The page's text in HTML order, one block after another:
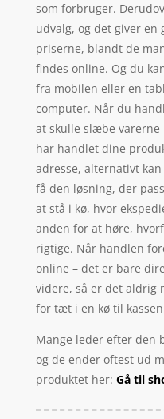
som forbruger.
udvalg, og det giver en
priserne, blandt de
findes online. Og du
fra mobilen eller en
computer. Når du
at skulle slæbe
har handlet dine
adresse, alternativt
få den løsning, der
at stå i kø, hvor
anden for at høre,
rigtige. Når handlen
online – det er bare
videre, så er det aldrig
for tæt i en kø til
Mange leder efter den
og de ender oftest ud
produktet her: Gå til